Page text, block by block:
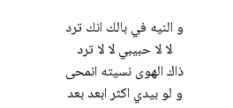
و النيه في بالك انك ترد
لا لا حبيبي لا لا ترد
ذاك الهوى نسيته انمحى
و لو بيدي اكثر ابعد بعد